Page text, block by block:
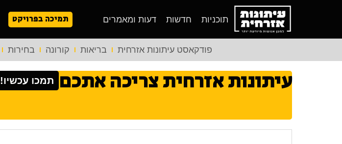
תוכניות חדשות דעות ומאמרים תמיכה בפרויקט
פודקאסט עיתונות אזרחית בריאות קורונה בחירות
עיתונות אזרחית צריכה אתכם תמכו עכשיו!